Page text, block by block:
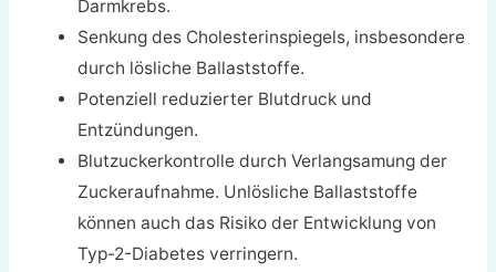
Darmkrebs.
Senkung des Cholesterinspiegels, insbesondere
durch lösliche Ballaststoffe.
Potenziell reduzierter Blutdruck und
Entzündungen.
Blutzuckerkontrolle durch Verlangsamung der
Zuckeraufnahme. Unlösliche Ballaststoffe
können auch das Risiko der Entwicklung von
Typ-2-Diabetes verringern.